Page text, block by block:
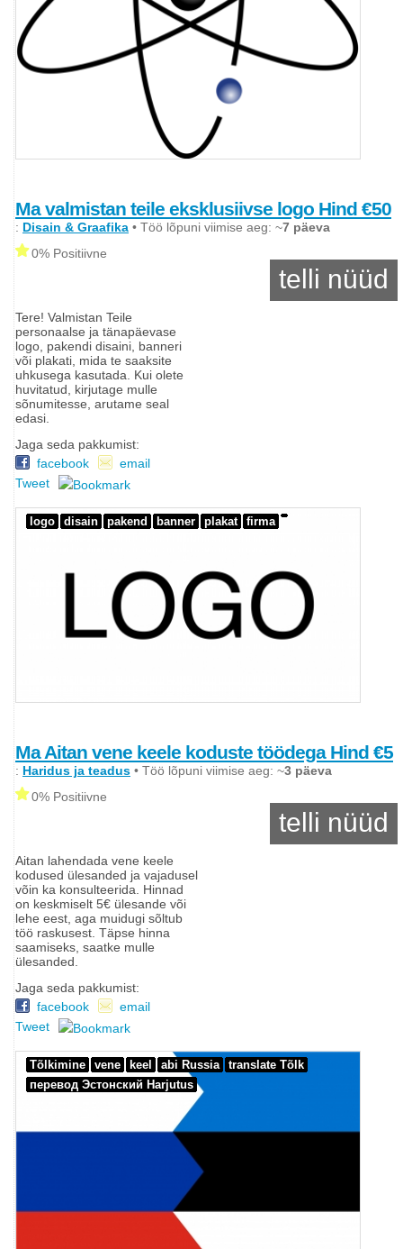
Ma valmistan teile eksklusiivse logo Hind €50
: Disain & Graafika • Töö lõpuni viimise aeg: ~7 päeva
0% Positiivne
telli nüüd
Tere! Valmistan Teile
personaalse ja tänapäevase
logo, pakendi disaini, banneri
või plakati, mida te saaksite
uhkusega kasutada. Kui olete
huvitatud, kirjutage mulle
sõnumitesse, arutame seal
edasi.
Jaga seda pakkumist:
facebook
email
Tweet
logo disain pakend banner plakat firma
Ma Aitan vene keele koduste töödega Hind €5
: Haridus ja teadus • Töö lõpuni viimise aeg: ~3 päeva
0% Positiivne
telli nüüd
Aitan lahendada vene keele
kodused ülesanded ja vajadusel
võin ka konsulteerida. Hinnad
on keskmiselt 5€ ülesande või
lehe eest, aga muidugi sõltub
töö raskusest. Täpse hinna
saamiseks, saatke mulle
ülesanded.
Jaga seda pakkumist:
facebook
email
Tweet
Tõlkimine vene keel abi Russia
translate Tõlk
перевод Эстонский Harjutus